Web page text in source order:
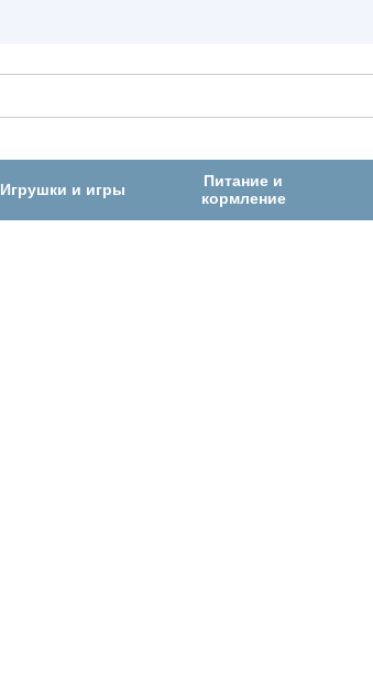
Игрушки и игры
Питание и
кормление